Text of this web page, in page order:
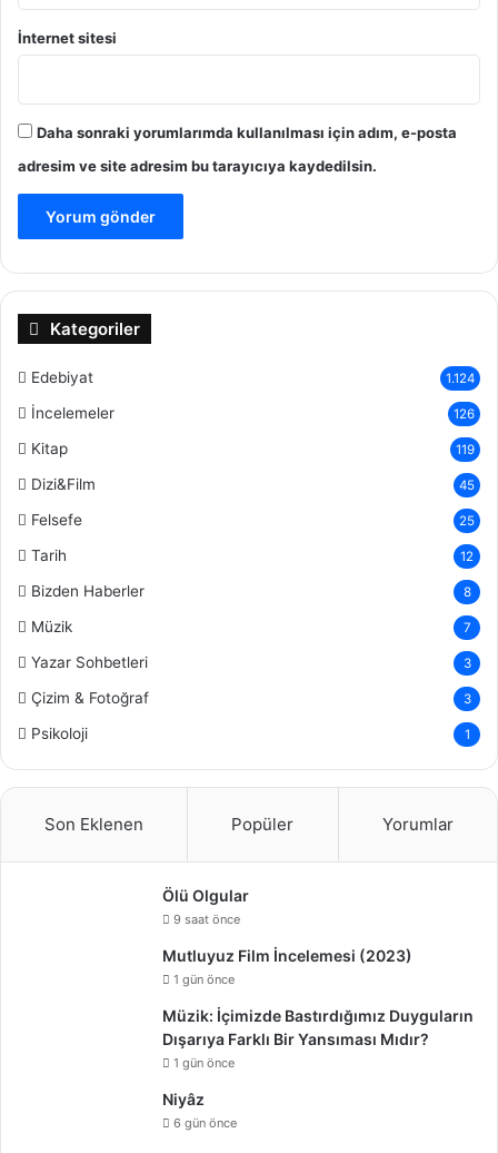
İnternet sitesi
Daha sonraki yorumlarımda kullanılması için adım, e-posta
adresim ve site adresim bu tarayıcıya kaydedilsin.
Kategoriler
Edebiyat 1.124
İncelemeler 126
Kitap 119
Dizi&Film 45
Felsefe 25
Tarih 12
Bizden Haberler 8
Müzik 7
Yazar Sohbetleri 3
Çizim & Fotoğraf 3
Psikoloji 1
Son Eklenen Popüler Yorumlar
Ölü Olgular
9 saat önce
Mutluyuz Film İncelemesi (2023)
1 gün önce
Müzik: İçimizde Bastırdığımız Duyguların
Dışarıya Farklı Bir Yansıması Mıdır?
1 gün önce
Niyâz
6 gün önce